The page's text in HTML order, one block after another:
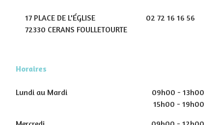
17 PLACE DE L'ÉGLISE
72330 CERANS FOULLETOURTE
02 72 16 16 56
Horaires
Lundi au Mardi
09h00 - 13h00
15h00 - 19h00